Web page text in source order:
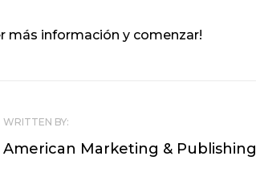
más información y comenzar!
WRITTEN BY:
American Marketing & Publishing